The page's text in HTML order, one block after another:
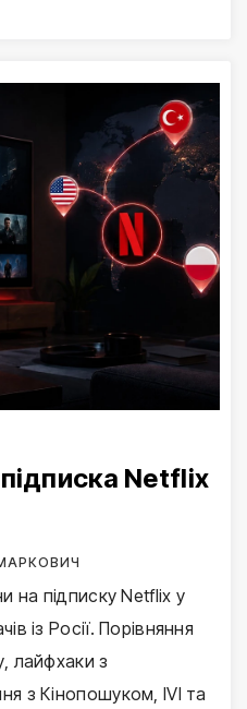
Netflix
на підписку Netflix у
із Росії. Порівняння
лайфхаки з
з Кінопошуком, IVI та